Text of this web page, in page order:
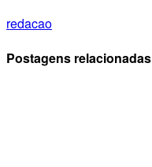
redacao
Postagens relacionadas